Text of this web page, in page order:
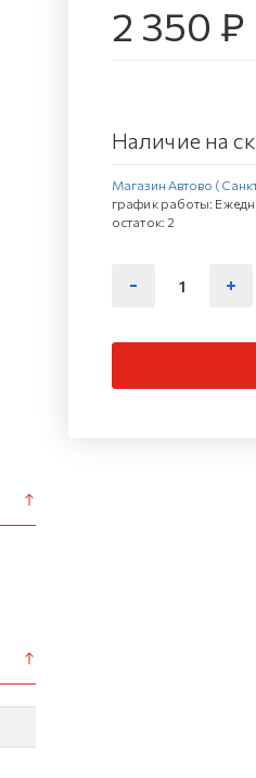
2 350 ₽
Наличие на
Магазин Автово
график работы:
остаток: 2